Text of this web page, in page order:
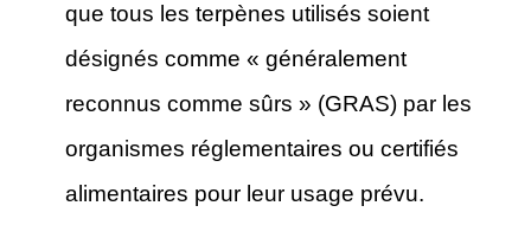
que tous les terpènes utilisés soient
désignés comme « généralement
reconnus comme sûrs » (GRAS) par les
organismes réglementaires ou certifiés
alimentaires pour leur usage prévu.